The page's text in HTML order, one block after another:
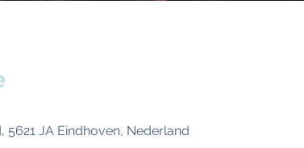
5621 JA Eindhoven, Nederland